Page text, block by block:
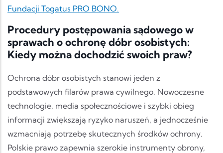
Fundacji Togatus PRO BONO.
Procedury postępowania sądowego w
sprawach o ochronę dóbr osobistych:
Kiedy można dochodzić swoich praw?
Ochrona dóbr osobistych stanowi jeden z
podstawowych filarów prawa cywilnego. Nowoczesne
technologie, media społecznościowe i szybki obieg
informacji zwiększają ryzyko naruszeń, a jednocześnie
wzmacniają potrzebę skutecznych środków ochrony.
Polskie prawo zapewnia szerokie instrumenty obrony,